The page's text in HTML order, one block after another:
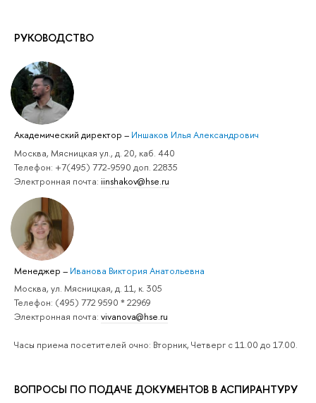
РУКОВОДСТВО
Академический директор – Иншаков Илья Александрович
Москва, Мясницкая ул., д. 20, каб. 440
Телефон: +7(495) 772-9590 доп. 22835
Электронная почта: iinshakov@hse.ru
Менеджер – Иванова Виктория Анатольевна
Москва, ул. Мясницкая, д. 11, к. 305
Телефон: (495) 772 9590 * 22969
Электронная почта: vivanova@hse.ru
Часы приема посетителей очно: Вторник, Четверг с 11.00 до 17.00.
ВОПРОСЫ ПО ПОДАЧЕ ДОКУМЕНТОВ В АСПИРАНТУРУ